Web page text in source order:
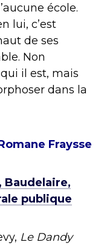
école.
lui, c’est
de ses
Non
il est, mais
dans la
Fraysse
Baudelaire,
publique
Le Dandy